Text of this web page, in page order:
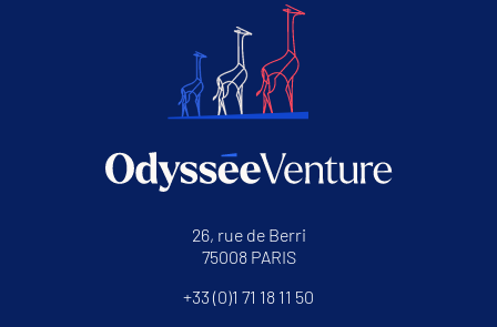
26, rue de Berri
75008 PARIS
+33 (0)1 71 18 11 50